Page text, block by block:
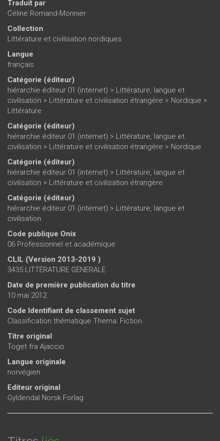
Traduit par
Céline Romand-Monnier
Collection
Littérature et civilisation nordiques
Langue
français
Catégorie (éditeur)
hiérarchie éditeur 01 (internet) > Littérature, langue et
civilisation > Littérature et civilisation étrangère > Nordique >
Littérature
Catégorie (éditeur)
hiérarchie éditeur 01 (internet) > Littérature, langue et
civilisation > Littérature et civilisation étrangère > Nordique
Catégorie (éditeur)
hiérarchie éditeur 01 (internet) > Littérature, langue et
civilisation > Littérature et civilisation étrangère
Catégorie (éditeur)
hiérarchie éditeur 01 (internet) > Littérature, langue et
civilisation
Code publique Onix
06 Professionnel et académique
CLIL (Version 2013-2019 )
3435 LITTÉRATURE GENERALE
Date de première publication du titre
10 mai 2012
Code Identifiant de classement sujet
Classification thématique Thema: Fiction
Titre original
Toget fra Ajaccio
Langue originale
norvégien
Editeur original
Gyldendal Norsk Forlag